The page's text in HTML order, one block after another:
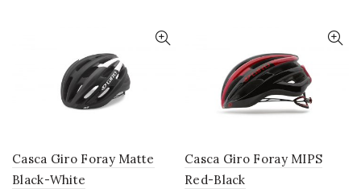
Casca Giro Foray Matte
Black-White
Casca Giro Foray MIPS
Red-Black